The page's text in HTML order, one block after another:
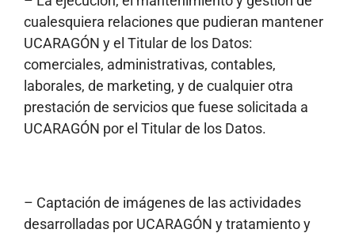
cualesquiera relaciones que pudieran mantener
UCARAGÓN y el Titular de los Datos:
comerciales, administrativas, contables,
laborales, de marketing, y de cualquier otra
prestación de servicios que fuese solicitada a
UCARAGÓN por el Titular de los Datos.
– Captación de imágenes de las actividades
desarrolladas por UCARAGÓN y tratamiento y